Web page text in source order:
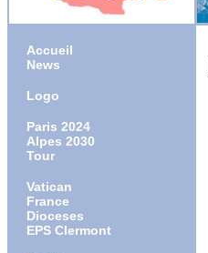
Accueil
News
Logo
Paris 2024
Alpes 2030
Tour
Vatican
France
Dioceses
EPS Clermont